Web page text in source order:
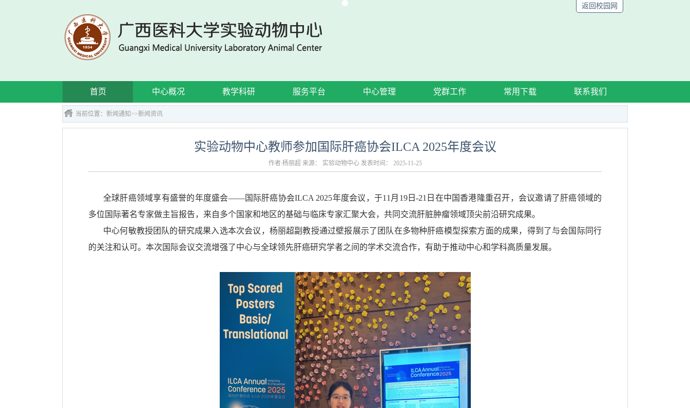
返回校园网
首页 中心概况 教学科研 服务平台 中心管理 党群工作 常用下载 联系我们
当前位置： 新闻通知 >>新闻资讯
实验动物中心教师参加国际肝癌协会ILCA 2025年度会议
作者:杨丽超 来源： 实验动物中心 发表时间： 2025-11-25
全球肝癌领域享有盛誉的年度盛会——国际肝癌协会ILCA 2025年度会议，于11月19日-21日在中国香港隆重召开，会议邀请了肝癌领域的
多位国际著名专家做主旨报告，来自多个国家和地区的基础与临床专家汇聚大会，共同交流肝脏肿瘤领域顶尖前沿研究成果。
中心何敏教授团队的研究成果入选本次会议，杨丽超副教授通过壁报展示了团队在多物种肝癌模型探索方面的成果，得到了与会国际同行
的关注和认可。本次国际会议交流增强了中心与全球领先肝癌研究学者之间的学术交流合作，有助于推动中心和学科高质量发展。